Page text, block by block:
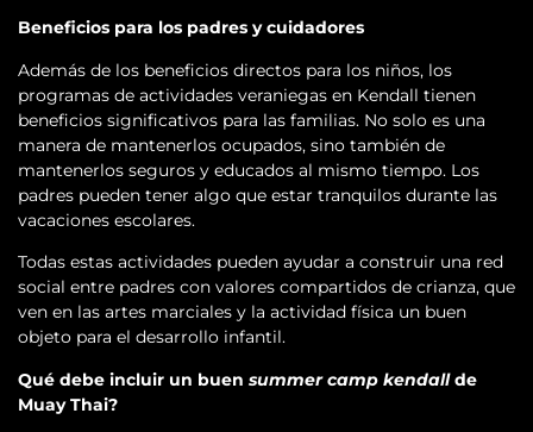
Beneficios para los padres y cuidadores
Además de los beneficios directos para los niños, los
programas de actividades veraniegas en Kendall tienen
beneficios significativos para las familias. No solo es una
manera de mantenerlos ocupados, sino también de
mantenerlos seguros y educados al mismo tiempo. Los
padres pueden tener algo que estar tranquilos durante las
vacaciones escolares.
Todas estas actividades pueden ayudar a construir una red
social entre padres con valores compartidos de crianza, que
ven en las artes marciales y la actividad física un buen
objeto para el desarrollo infantil.
Qué debe incluir un buen summer camp kendallde
Muay Thai?